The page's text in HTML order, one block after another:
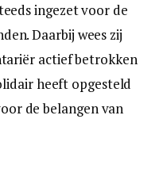
ingezet voor de
Daarbij wees zij
actief betrokken
heeft opgesteld
de belangen van